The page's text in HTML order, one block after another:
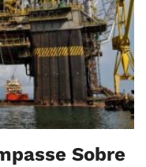
Sobre